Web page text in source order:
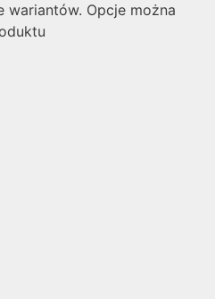
wariantów. Opcje można